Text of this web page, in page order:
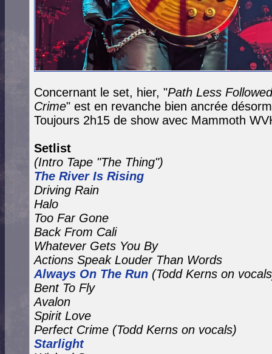
Concernant le set, hier, "Path Less Followed
Crime" est en revanche bien ancrée
Toujours 2h15 de show avec Mammoth
Setlist
(Intro Tape "The Thing")
The River Is Rising
Driving Rain
Halo
Too Far Gone
Back From Cali
Whatever Gets You By
Actions Speak Louder Than Words
Always On The Run (Todd Kerns on
Bent To Fly
Avalon
Spirit Love
Perfect Crime (Todd Kerns on vocals)
Starlight